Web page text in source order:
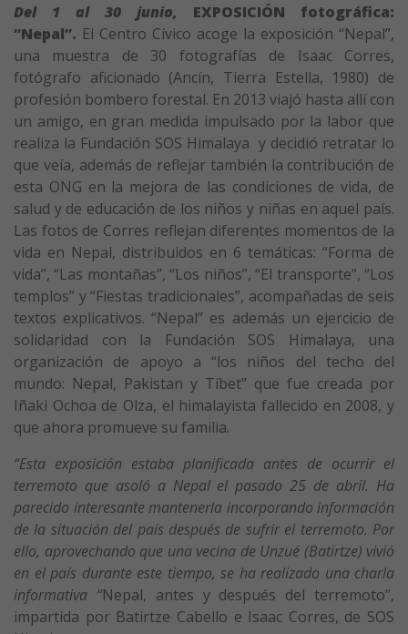
Del 1 al 30 junio,
EXPOSICIÓN fotográfica:
“Nepal”. El Centro Cívico acoge la exposición “Nepal”,
una muestra de 30 fotografías de Isaac Corres,
fotógrafo aficionado (Ancín, Tierra Estella, 1980) de
profesión bombero forestal. En 2013 viajó hasta allí con
un amigo, en gran medida impulsado por la labor que
realiza la Fundación SOS Himalaya y decidió retratar lo
que veía, además de reflejar también la contribución de
esta ONG en la mejora de las condiciones de vida, de
salud y de educación de los niños y niñas en aquel país.
Las fotos de Corres reflejan diferentes momentos de la
vida en Nepal, distribuidos en 6 temáticas: “Forma de
vida”, “Las montañas”, “Los niños”, “El transporte”, “Los
templos” y “Fiestas tradicionales”, acompañadas de seis
textos explicativos. “Nepal” es además un ejercicio de
solidaridad con la Fundación SOS Himalaya, una
organización de apoyo a “los niños del techo del
mundo: Nepal, Pakistan y Tíbet” que fue creada por
Iñaki Ochoa de Olza, el himalayista fallecido en 2008, y
que ahora promueve su familia.
“Esta exposición estaba planificada antes de ocurrir el
terremoto que asoló a Nepal el pasado 25 de abril. Ha
parecido interesante mantenerla incorporando información
de la situación del país después de sufrir el terremoto. Por
ello, aprovechando que una vecina de Unzué (Batirtze) vivió
en el país durante este tiempo, se ha realizado una charla
informativa “Nepal, antes y después del terremoto”,
impartida por Batirtze Cabello e Isaac Corres, de SOS